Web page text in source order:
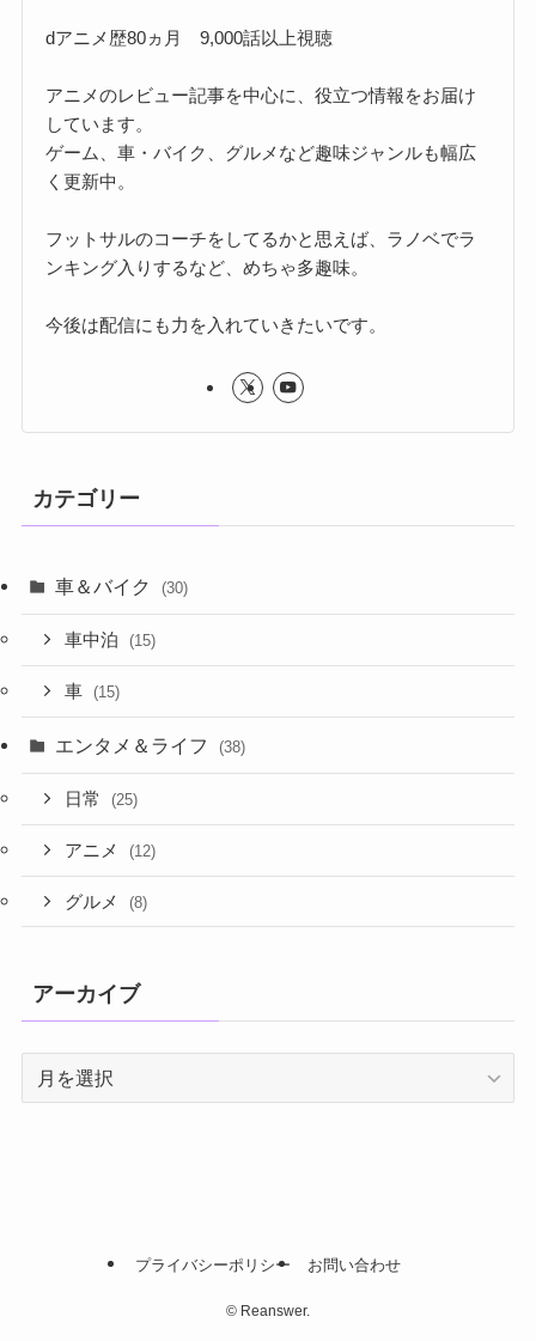
dアニメ歴80ヵ月 9,000話以上視聴
アニメのレビュー記事を中心に、役立つ情報をお届け
しています。
ゲーム、車・バイク、グルメなど趣味ジャンルも幅広
く更新中。
フットサルのコーチをしてるかと思えば、ラノベでラ
ンキング入りするなど、めちゃ多趣味。
今後は配信にも力を入れていきたいです。
カテゴリー
車＆バイク (30)
車中泊 (15)
車 (15)
エンタメ＆ライフ (38)
日常 (25)
アニメ (12)
グルメ (8)
アーカイブ
プライバシーポリシー お問い合わせ
© Reanswer.